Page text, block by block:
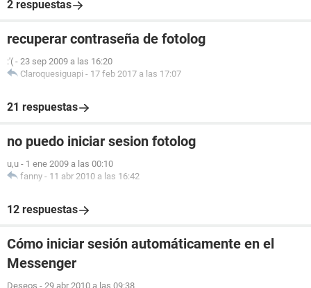
2 respuestas
recuperar contraseña de fotolog
:'( - 23 sep 2009 a las 16:20
Claroquesiguapi - 17 feb 2017 a las 17:07
21 respuestas
no puedo iniciar sesion fotolog
u,u - 1 ene 2009 a las 00:10
fanny - 11 abr 2010 a las 16:42
12 respuestas
Cómo iniciar sesión automáticamente en el
Messenger
Deseos - 29 abr 2010 a las 09:38